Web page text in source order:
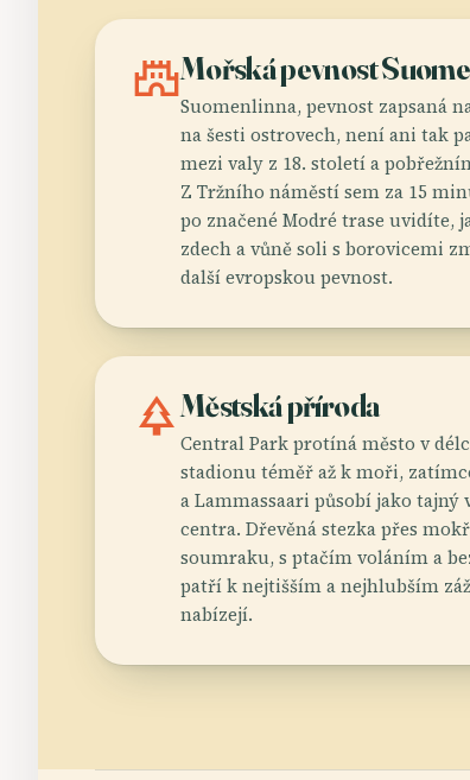
castleMořská pevnost
Suomenlinna, pevnost zapsaná
na šesti ostrovech, není ani tak
mezi valy z 18. století a
Z Tržního náměstí sem za 15
po značené Modré trase uvidíte,
zdech a vůně soli s borovicemi
další evropskou pevnost.
parkMěstská příroda
Central Park protíná město v
stadionu téměř až k moři,
a Lammassaari působí jako
centra. Dřevěná stezka přes
soumraku, s ptačím voláním a
patří k nejtišším a nejhlubším
nabízejí.